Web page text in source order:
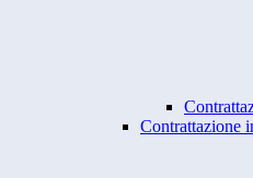
Contrattazione